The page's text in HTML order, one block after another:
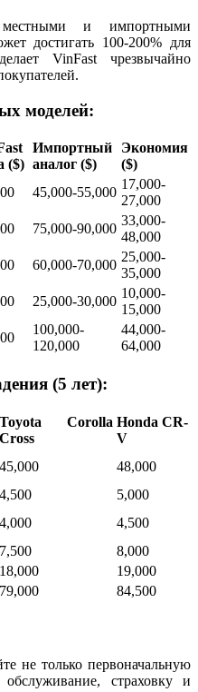
и импортными
достигать 100-200% для
VinFast чрезвычайно
моделей:
($)
Импортный
аналог ($)
Экономия
($)
45,000-55,000
17,000-
27,000
75,000-90,000
33,000-
48,000
60,000-70,000
25,000-
35,000
25,000-30,000
10,000-
15,000
100,000-
120,000
44,000-
64,000
(5 лет):
Toyota Corolla
Cross
Honda CR-
V
45,000
48,000
4,500
5,000
4,000
4,500
7,500
8,000
18,000
19,000
79,000 84,500
не только первоначальную
страховку и